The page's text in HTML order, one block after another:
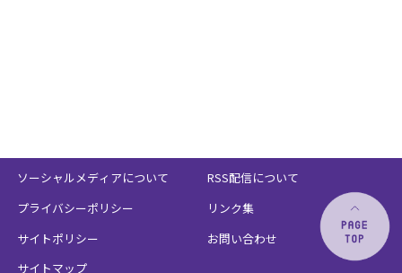
ソーシャルメディアについて
プライバシーポリシー
サイトポリシー
サイトマップ
RSS配信について
リンク集
お問い合わせ